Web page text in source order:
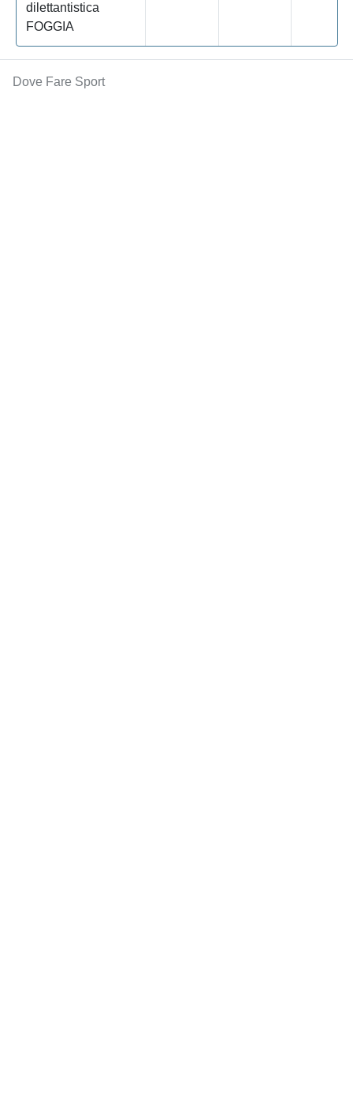
dilettantistica
FOGGIA
Dove Fare Sport